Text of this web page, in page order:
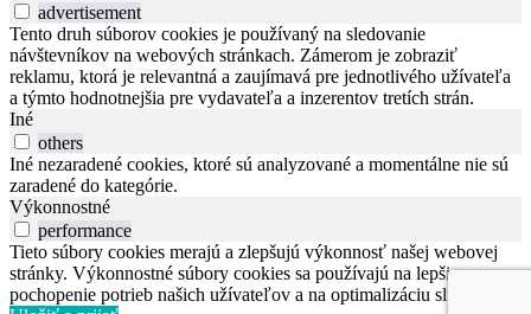
advertisement
Tento druh súborov cookies je používaný na sledovanie
návštevníkov na webových stránkach. Zámerom je zobraziť
reklamu, ktorá je relevantná a zaujímavá pre jednotlivého užívateľa
a týmto hodnotnejšia pre vydavateľa a inzerentov tretích strán.
Iné
others
Iné nezaradené cookies, ktoré sú analyzované a momentálne nie sú
zaradené do kategórie.
Výkonnostné
performance
Tieto súbory cookies merajú a zlepšujú výkonnosť našej webovej
stránky. Výkonnostné súbory cookies sa používajú na lepšie
pochopenie potrieb našich užívateľov a na optimalizáciu služieb.